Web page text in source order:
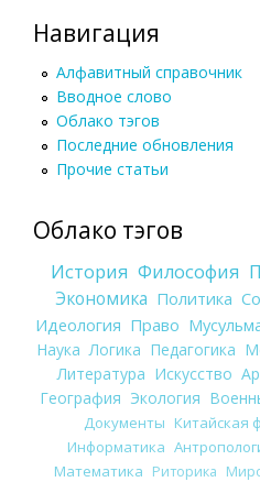
Навигация
Алфавитный справочник
Вводное слово
Облако тэгов
Последние обновления
Прочие статьи
Облако тэгов
История Философия
Экономика Политика
Идеология Право
Наука Логика Педагогика
Литература Искусство
География Экология
Документы Китайская
Информатика
Математика Риторика